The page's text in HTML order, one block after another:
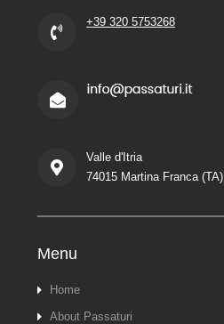
+39 320 5753268
Valle d'Itria
74015 Martina Franca (TA)
Menu
Home
About Passaturi